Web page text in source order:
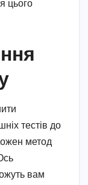
цього
тестів до
метод
вам